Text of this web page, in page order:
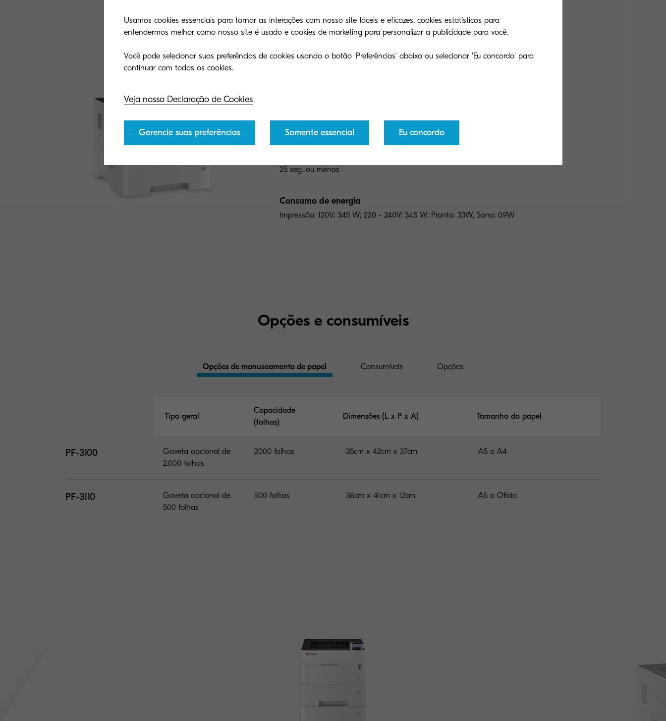
Geral Manuseamento de papel Impressão
25 seg. ou menos
Consumo de energia
Impressão: 120V: 345 W; 220 - 240V: 345 W; Pronto: 33W, Sono: 0.9W
Opções e consumíveis
Opções de manuseamento de papel Consumíveis Opções
Tipo geral
Capacidade
(folhas)
Dimensões (L x P x A) Tamanho do papel
PF-3100
Gaveta opcional de
2.000 folhas
2000 folhas 35cm x 42cm x 37cm A5 a A4
PF-3110
Gaveta opcional de
500 folhas
500 folhas 38cm x 41cm x 12cm A5 a Ofício
Usamos cookies essenciais para tornar as interações com nosso site fáceis e eficazes, cookies estatísticos para
entendermos melhor como nosso site é usado e cookies de marketing para personalizar a publicidade para você.
Você pode selecionar suas preferências de cookies usando o botão 'Preferências' abaixo ou selecionar 'Eu concordo' para
continuar com todos os cookies.
Veja nossa Declaração de Cookies
Gerencie suas preferências Somente essencial Eu concordo